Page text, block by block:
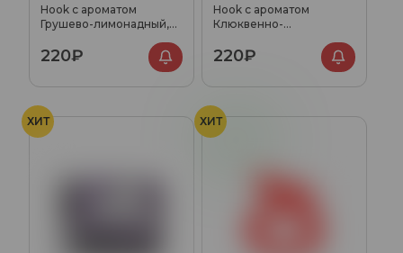
Hook с ароматом
Грушево-лимонадный,
220₽
Hook с ароматом
Клюквенно-
220₽
ХИТ ХИТ
Яблоко